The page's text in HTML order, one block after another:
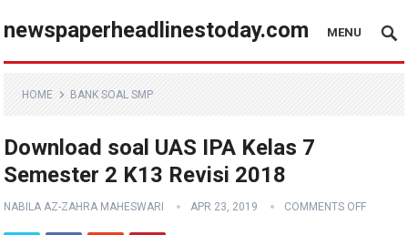
newspaperheadlinestoday.com MENU
HOME BANK SOAL SMP
Download soal UAS IPA Kelas 7
Semester 2 K13 Revisi 2018
NABILA AZ-ZAHRA MAHESWARI APR 23, 2019 COMMENTS OFF